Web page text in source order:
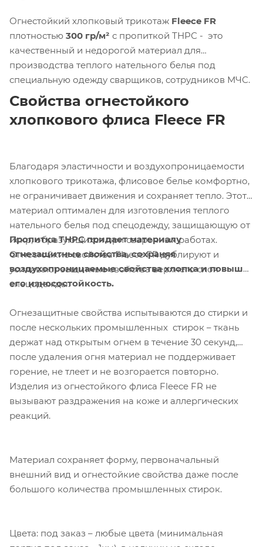
Огнестойкий хлопковый трикотаж Fleece FR
плотностью 300 гр/м² с пропиткой ТНРС - это
качественный и недорогой материал для
производства теплого нательного белья под
специальную одежду сварщиков, сотрудников МЧС.
Свойства огнестойкого
хлопкового флиса Fleece FR
Благодаря эластичности и воздухопроницаемости
хлопкового трикотажа, флисовое белье комфортно,
не ограничивает движения и сохраняет тепло. Этот
материал оптимален для изготовления теплого
нательного белья под спецодежду, защищающую от
искр, образующихся при сварочных работах.
Огнестойкие свойства Fleece FR дублируют и
усиливают защитные свойства верхнего слоя
спецодежды.
Пропитка ТНРС придает материалу
огнезащитные свойства, сохраняя
воздухопроницаемые свойства хлопка и повышая
его износостойкость.
Огнезащитные свойства испытываются до стирки и
после нескольких промышленных стирок – ткань
держат над открытым огнем в течение 30 секунд,
после удаления огня материал не поддерживает
горение, не тлеет и не возгорается повторно.
Изделия из огнестойкого флиса Fleece FR не
вызывают раздражения на коже и аллергических
реакций.
Материал сохраняет форму, первоначальный
внешний вид и огнестойкие свойства даже после
большого количества промышленных стирок.
Цвета: под заказ – любые цвета (минимальная